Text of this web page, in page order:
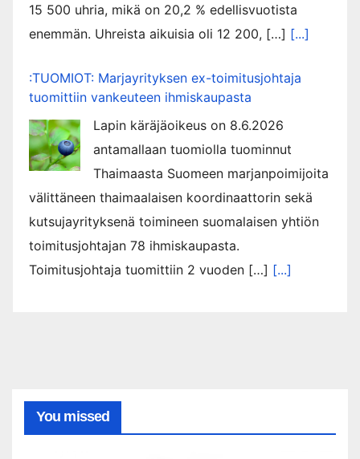
15 500 uhria, mikä on 20,2 % edellisvuotista
enemmän. Uhreista aikuisia oli 12 200, […] [...]
:TUOMIOT: Marjayrityksen ex-toimitusjohtaja
tuomittiin vankeuteen ihmiskaupasta
Lapin käräjäoikeus on 8.6.2026
antamallaan tuomiolla tuominnut
Thaimaasta Suomeen marjanpoimijoita
välittäneen thaimaalaisen koordinaattorin sekä
kutsujayrityksenä toimineen suomalaisen yhtiön
toimitusjohtajan 78 ihmiskaupasta.
Toimitusjohtaja tuomittiin 2 vuoden […] [...]
You missed